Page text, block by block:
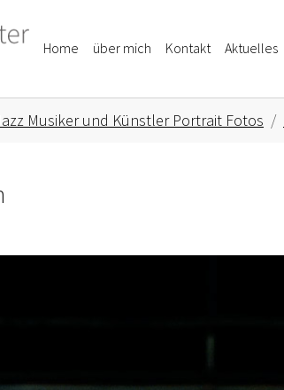
Home über mich Kontakt Aktuelles
Musiker und Künstler Portrait Fotos